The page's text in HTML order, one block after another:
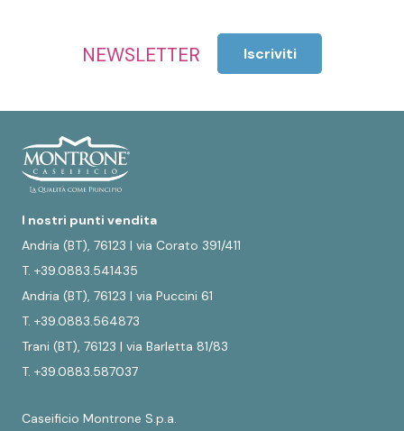
NEWSLETTER Iscriviti
I nostri punti vendita
Andria (BT), 76123 | via Corato 391/411
T. +39.0883.541435
Andria (BT), 76123 | via Puccini 61
T. +39.0883.564873
Trani (BT), 76123 | via Barletta 81/83
T. +39.0883.587037
Caseificio Montrone S.p.a.